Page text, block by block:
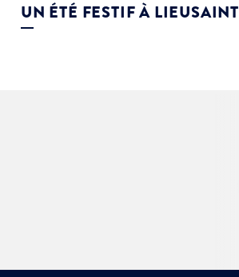
UN ÉTÉ FESTIF À LIEUSAINT